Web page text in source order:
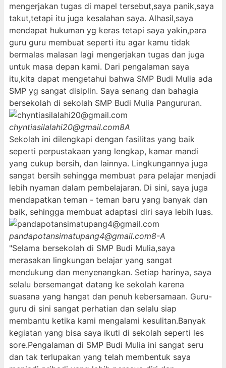
mengerjakan tugas di mapel tersebut,saya panik,saya
takut,tetapi itu juga kesalahan saya. Alhasil,saya
mendapat hukuman yg keras tetapi saya yakin,para
guru guru membuat seperti itu agar kamu tidak
bermalas malasan lagi mengerjakan tugas dan juga
untuk masa depan kami. Dari pengalaman saya
itu,kita dapat mengetahui bahwa SMP Budi Mulia ada
SMP yg sangat disiplin. Saya senang dan bahagia
bersekolah di sekolah SMP Budi Mulia Pangururan.
chyntiasilalahi20@gmail.com8A
Sekolah ini dilengkapi dengan fasilitas yang baik
seperti perpustakaan yang lengkap, kamar mandi
yang cukup bersih, dan lainnya. Lingkungannya juga
sangat bersih sehingga membuat para pelajar menjadi
lebih nyaman dalam pembelajaran. Di sini, saya juga
mendapatkan teman - teman baru yang banyak dan
baik, sehingga membuat adaptasi diri saya lebih luas.
pandapotansimatupang4@gmail.com8-A
"Selama bersekolah di SMP Budi Mulia,saya
merasakan lingkungan belajar yang sangat
mendukung dan menyenangkan. Setiap harinya, saya
selalu bersemangat datang ke sekolah karena
suasana yang hangat dan penuh kebersamaan. Guru-
guru di sini sangat perhatian dan selalu siap
membantu ketika kami mengalami kesulitan.Banyak
kegiatan yang bisa saya ikuti di sekolah seperti les
sore.Pengalaman di SMP Budi Mulia ini sangat seru
dan tak terlupakan yang telah membentuk saya